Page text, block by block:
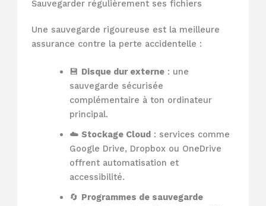
Sauvegarder régulièrement ses fichiers
Une sauvegarde rigoureuse est la meilleure
assurance contre la perte accidentelle :
💾 Disque dur externe: une
sauvegarde sécurisée
complémentaire à ton ordinateur
principal.
☁️ Stockage Cloud: services comme
Google Drive, Dropbox ou OneDrive
offrent automatisation et
accessibilité.
🔄 Programmes de sauvegarde